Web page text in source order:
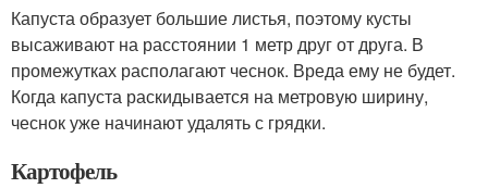
Капуста образует большие листья, поэтому кусты
высаживают на расстоянии 1 метр друг от друга. В
промежутках располагают чеснок. Вреда ему не будет.
Когда капуста раскидывается на метровую ширину,
чеснок уже начинают удалять с грядки.
Картофель